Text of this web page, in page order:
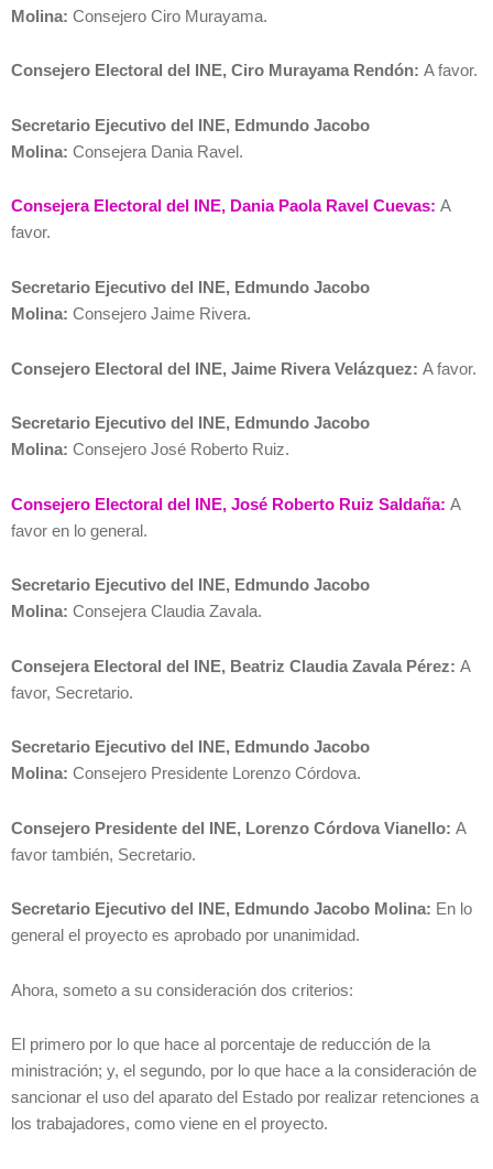
Molina: Consejero Ciro Murayama.
Consejero Electoral del INE, Ciro Murayama Rendón: A favor.
Secretario Ejecutivo del INE, Edmundo Jacobo
Molina: Consejera Dania Ravel.
Consejera Electoral del INE, Dania Paola Ravel Cuevas: A
favor.
Secretario Ejecutivo del INE, Edmundo Jacobo
Molina: Consejero Jaime Rivera.
Consejero Electoral del INE, Jaime Rivera Velázquez: A favor.
Secretario Ejecutivo del INE, Edmundo Jacobo
Molina: Consejero José Roberto Ruiz.
Consejero Electoral del INE, José Roberto Ruiz Saldaña: A
favor en lo general.
Secretario Ejecutivo del INE, Edmundo Jacobo
Molina: Consejera Claudia Zavala.
Consejera Electoral del INE, Beatriz Claudia Zavala Pérez: A
favor, Secretario.
Secretario Ejecutivo del INE, Edmundo Jacobo
Molina: Consejero Presidente Lorenzo Córdova.
Consejero Presidente del INE, Lorenzo Córdova Vianello: A
favor también, Secretario.
Secretario Ejecutivo del INE, Edmundo Jacobo Molina: En lo
general el proyecto es aprobado por unanimidad.
Ahora, someto a su consideración dos criterios:
El primero por lo que hace al porcentaje de reducción de la
ministración; y, el segundo, por lo que hace a la consideración de
sancionar el uso del aparato del Estado por realizar retenciones a
los trabajadores, como viene en el proyecto.